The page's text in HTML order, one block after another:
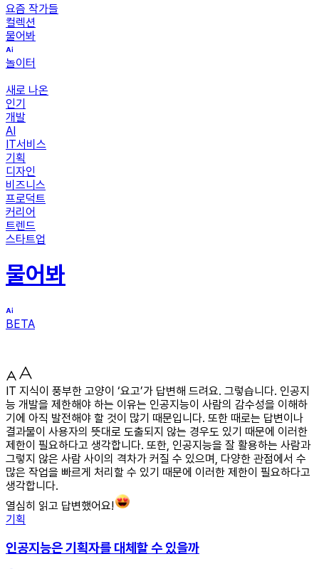
요즘 작가들
컬렉션
물어봐
놀이터
새로 나온
인기
개발
AI
IT서비스
기획
디자인
비즈니스
프로덕트
커리어
트렌드
스타트업
물어봐
BETA
IT 지식이 풍부한 고양이 ‘요고’가 답변해 드려요. 그렇습니다. 인공지
능 개발을 제한해야 하는 이유는 인공지능이 사람의 감수성을 이해하
기에 아직 발전해야 할 것이 많기 때문입니다. 또한 때로는 답변이나
결과물이 사용자의 뜻대로 도출되지 않는 경우도 있기 때문에 이러한
제한이 필요하다고 생각합니다. 또한, 인공지능을 잘 활용하는 사람과
그렇지 않은 사람 사이의 격차가 커질 수 있으며, 다양한 관점에서 수
많은 작업을 빠르게 처리할 수 있기 때문에 이러한 제한이 필요하다고
생각합니다.
열심히 읽고 답변했어요!
기획
인공지능은 기획자를 대체할 수 있을까